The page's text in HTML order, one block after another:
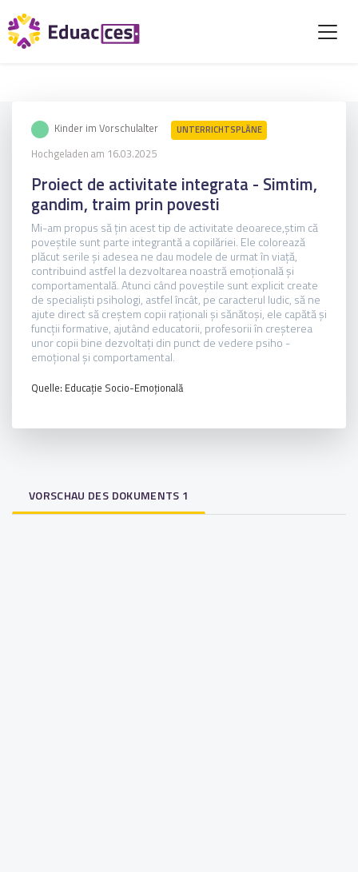
Kinder im Vorschulalter UNTERRICHTSPLÄNE
Hochgeladen am 16.03.2025
Proiect de activitate integrata - Simtim,
gandim, traim prin povesti
Mi-am propus să ţin acest tip de activitate deoarece,ştim că
poveştile sunt parte integrantă a copilăriei. Ele colorează
plăcut serile şi adesea ne dau modele de urmat în viaţă,
contribuind astfel la dezvoltarea noastră emoţională şi
comportamentală. Atunci când poveştile sunt explicit create
de specialişti psihologi, astfel încât, pe caracterul ludic, să ne
ajute direct să creştem copii raţionali şi sănătoşi, ele capătă şi
funcţii formative, ajutând educatorii, profesorii în creşterea
unor copii bine dezvoltaţi din punct de vedere psiho -
emoţional şi comportamental.
Quelle: Educație Socio-Emoțională
VORSCHAU DES DOKUMENTS 1